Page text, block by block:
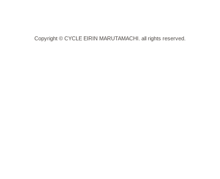
Copyright © CYCLE EIRIN MARUTAMACHI. all rights reserved.